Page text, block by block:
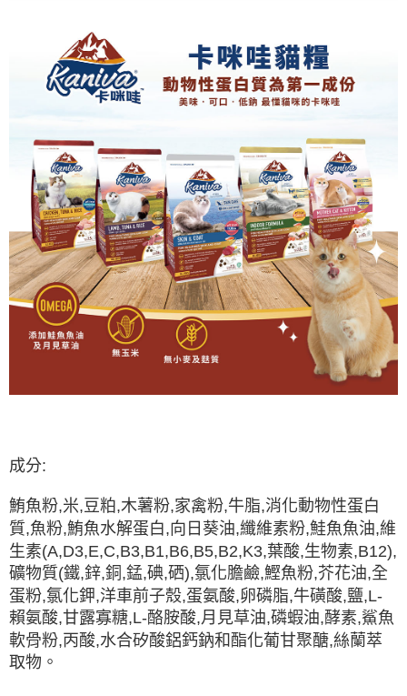
成分:
鮪魚粉,米,豆粕,木薯粉,家禽粉,牛脂,消化動物性蛋白
質,魚粉,鮪魚水解蛋白,向日葵油,纖維素粉,鮭魚魚油,維
生素(A,D3,E,C,B3,B1,B6,B5,B2,K3,葉酸,生物素,B12),
礦物質(鐵,鋅,銅,錳,碘,硒),氯化膽鹼,鰹魚粉,芥花油,全
蛋粉,氯化鉀,洋車前子殼,蛋氨酸,卵磷脂,牛磺酸,鹽,L-
賴氨酸,甘露寡糖,L-酪胺酸,月見草油,磷蝦油,酵素,鯊魚
軟骨粉,丙酸,水合矽酸鋁鈣鈉和酯化葡甘聚醣,絲蘭萃
取物。